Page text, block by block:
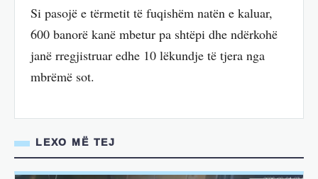
Si pasojë e tërmetit të fuqishëm natën e kaluar,
600 banorë kanë mbetur pa shtëpi dhe ndërkohë
janë rregjistruar edhe 10 lëkundje të tjera nga
mbrëmë sot.
LEXO MË TEJ